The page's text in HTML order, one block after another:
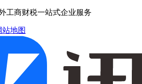
工商财税一站式企业服务
站地图